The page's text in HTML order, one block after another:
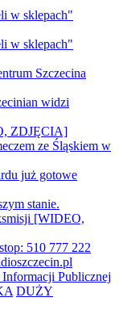
w sklepach"
w sklepach"
Szczecina
widzi
ZDJĘCIA]
ze Śląskiem w
już gotowe
stanie.
[WIDEO,
510 777 222
Publicznej
DUŻY